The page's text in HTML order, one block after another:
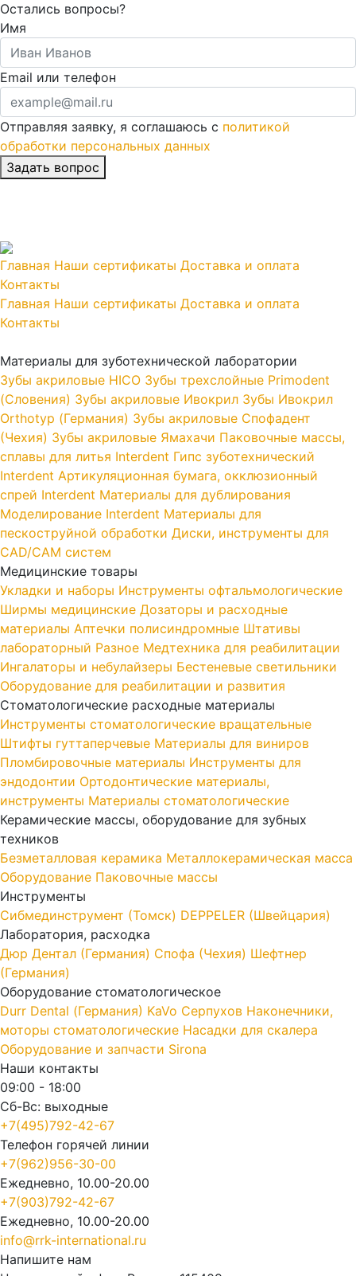
Остались вопросы?
Имя
Email или телефон
Отправляя заявку, я соглашаюсь с политикой
обработки персональных данных
Главная Наши сертификаты Доставка и оплата
Контакты
Главная Наши сертификаты Доставка и оплата
Контакты
Материалы для зуботехнической лаборатории
Зубы акриловые HICO Зубы трехслойные Primodent
(Словения) Зубы акриловые Ивокрил Зубы Ивокрил
Orthotyp (Германия) Зубы акриловые Спофадент
(Чехия) Зубы акриловые Ямахачи Паковочные массы,
сплавы для литья Interdent Гипс зуботехнический
Interdent Артикуляционная бумага, окклюзионный
спрей Interdent Материалы для дублирования
Моделирование Interdent Материалы для
пескоструйной обработки Диски, инструменты для
CAD/CAM систем
Медицинские товары
Укладки и наборы Инструменты офтальмологические
Ширмы медицинские Дозаторы и расходные
материалы Аптечки полисиндромные Штативы
лабораторный Разное Медтехника для реабилитации
Ингалаторы и небулайзеры Бестеневые светильники
Оборудование для реабилитации и развития
Стоматологические расходные материалы
Инструменты стоматологические вращательные
Штифты гуттаперчевые Материалы для виниров
Пломбировочные материалы Инструменты для
эндодонтии Ортодонтические материалы,
инструменты Материалы стоматологические
Керамические массы, оборудование для зубных
техников
Безметалловая керамика Металлокерамическая масса
Оборудование Паковочные массы
Инструменты
Cибмединструмент (Томск) DEPPELER (Швейцария)
Лаборатория, расходка
Дюр Дентал (Германия) Спофа (Чехия) Шефтнер
(Германия)
Оборудование стоматологическое
Durr Dental (Германия) KaVo Серпухов Наконечники,
моторы стоматологические Насадки для скалера
Оборудование и запчасти Sirona
Наши контакты
09:00 - 18:00
Сб-Вс: выходные
+7(495)792-42-67
Телефон горячей линии
+7(962)956-30-00
Ежедневно, 10.00-20.00
+7(903)792-42-67
Ежедневно, 10.00-20.00
info@rrk-international.ru
Напишите нам